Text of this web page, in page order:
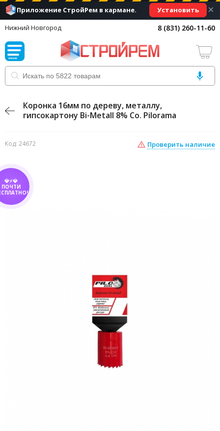
Приложение СтройРем в кармане. Установить ×
Нижний Новгород 8 (831) 260-11-60
Коронка 16мм по дереву, металлу,
гипсокартону Bi-Metall 8% Co. Pilorama
Код: 24672 Проверить наличие
💎⚡💎
ПОЧТИ